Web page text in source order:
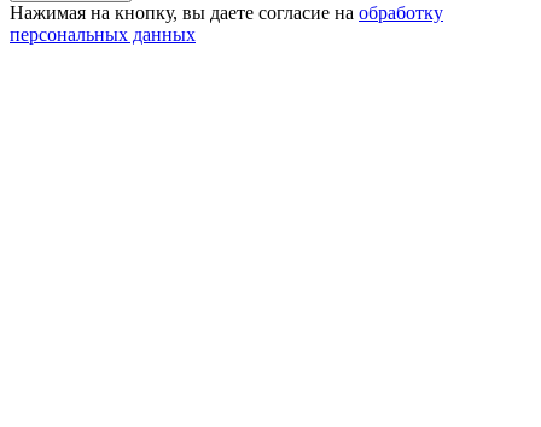
Нажимая на кнопку, вы даете согласие на обработку
персональных данных